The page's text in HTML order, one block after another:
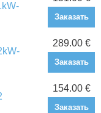
Заказать
289.00 €
Заказать
154.00 €
Заказать